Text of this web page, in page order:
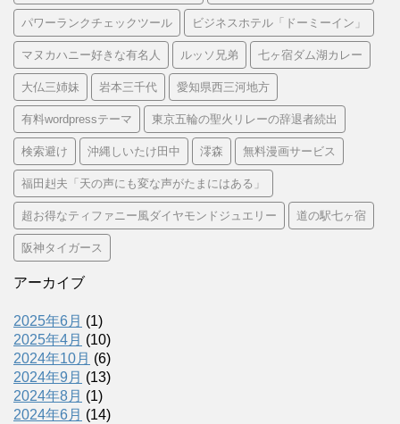
パワーランクチェックツール ビジネスホテル「ドーミーイン」
マヌカハニー好きな有名人 ルッソ兄弟 七ヶ宿ダム湖カレー
大仏三姉妹 岩本三千代 愛知県西三河地方
有料wordpressテーマ 東京五輪の聖火リレーの辞退者続出
検索避け 沖縄しいたけ田中 澪森 無料漫画サービス
福田赳夫「天の声にも変な声がたまにはある」
超お得なティファニー風ダイヤモンドジュエリー 道の駅七ヶ宿
阪神タイガース
アーカイブ
2025年6月 (1)
2025年4月 (10)
2024年10月 (6)
2024年9月 (13)
2024年8月 (1)
2024年6月 (14)